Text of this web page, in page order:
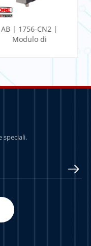
AB | 1756-CN2 |
Modulo di
speciali.